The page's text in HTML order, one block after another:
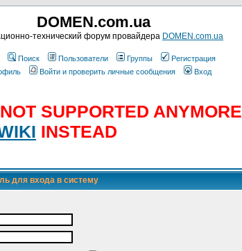
DOMEN.com.ua
технический форум провайдера DOMEN.com.ua
Поиск Пользователи Группы
Регистрация
Войти и проверить личные сообщения Вход
SUPPORTED ANYMORE
INSTEAD
для входа в систему